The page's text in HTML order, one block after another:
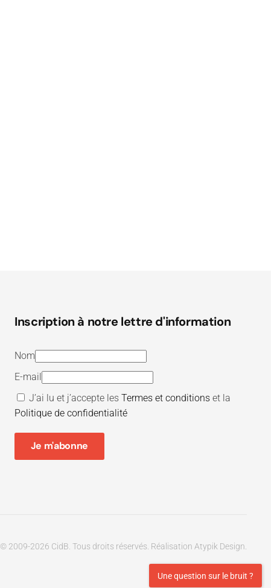
Inscription à notre lettre d'information
Nom
E-mail
J’ai lu et j’accepte lesTermes et conditions et la
Politique de confidentialité
Je m'abonne
© 2009-2026 CidB. Tous droits réservés. Réalisation Atypik Design
Une question sur le bruit ?